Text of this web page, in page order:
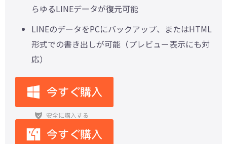
らゆるLINEデータが復元可能
LINEのデータをPCにバックアップ、またはHTML
形式での書き出しが可能（プレビュー表示にも対
応）